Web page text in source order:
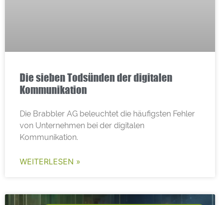
Die sieben Todsünden der digitalen
Kommunikation
Die Brabbler AG beleuchtet die häufigsten Fehler
von Unternehmen bei der digitalen
Kommunikation.
WEITERLESEN »